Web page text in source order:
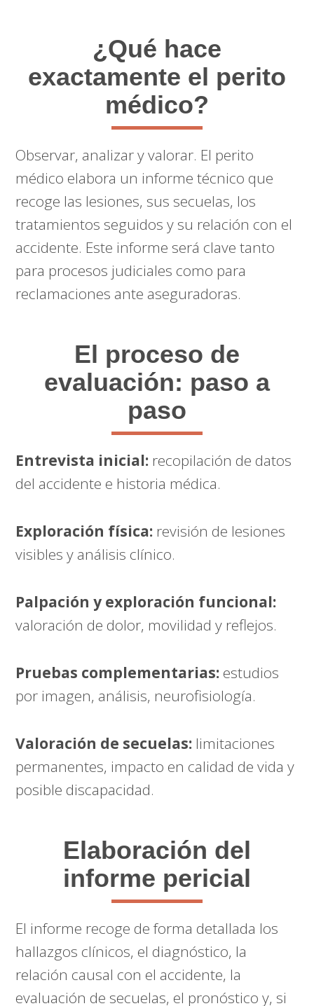
¿Qué hace
exactamente el perito
médico?
Observar, analizar y valorar. El perito
médico elabora un informe técnico que
recoge las lesiones, sus secuelas, los
tratamientos seguidos y su relación con el
accidente. Este informe será clave tanto
para procesos judiciales como para
reclamaciones ante aseguradoras.
El proceso de
evaluación: paso a
paso
Entrevista inicial: recopilación de datos
del accidente e historia médica.
Exploración física: revisión de lesiones
visibles y análisis clínico.
Palpación y exploración funcional:
valoración de dolor, movilidad y reflejos.
Pruebas complementarias: estudios
por imagen, análisis, neurofisiología.
Valoración de secuelas: limitaciones
permanentes, impacto en calidad de vida y
posible discapacidad.
Elaboración del
informe pericial
El informe recoge de forma detallada los
hallazgos clínicos, el diagnóstico, la
relación causal con el accidente, la
evaluación de secuelas, el pronóstico y, si